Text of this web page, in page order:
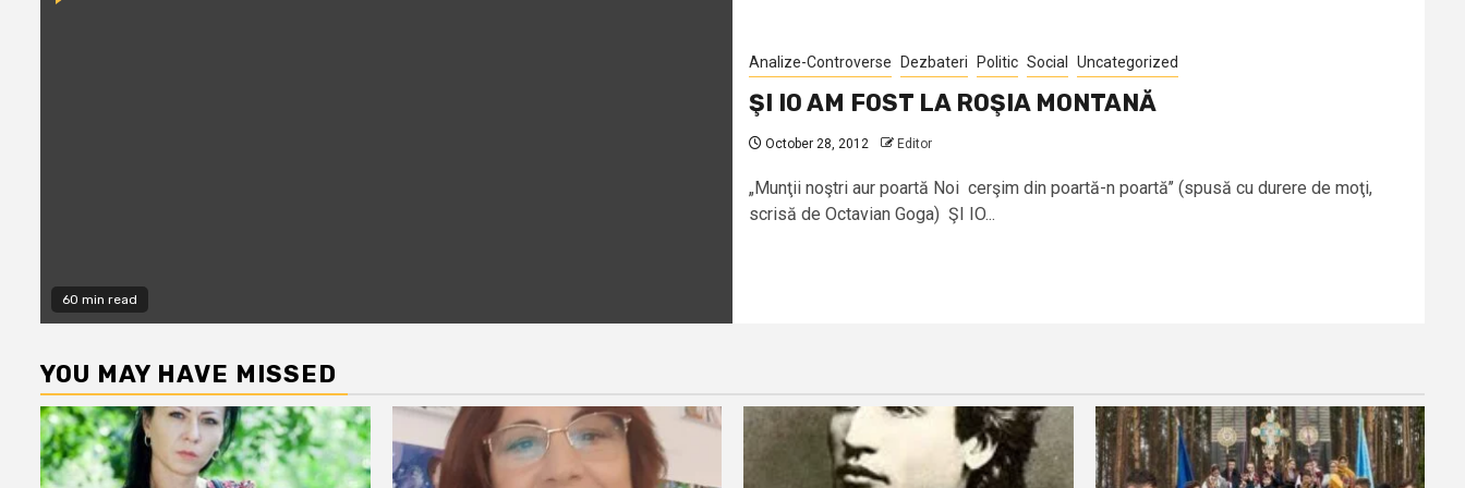
60 min read
Analize-Controverse Dezbateri Politic Social Uncategorized
ŞI IO AM FOST LA ROŞIA MONTANĂ
October 28, 2012 Editor
„Munţii noştri aur poartă Noi cerşim din poartă-n poartă’’ (spusă cu durere de moţi,
scrisă de Octavian Goga) ŞI IO...
YOU MAY HAVE MISSED